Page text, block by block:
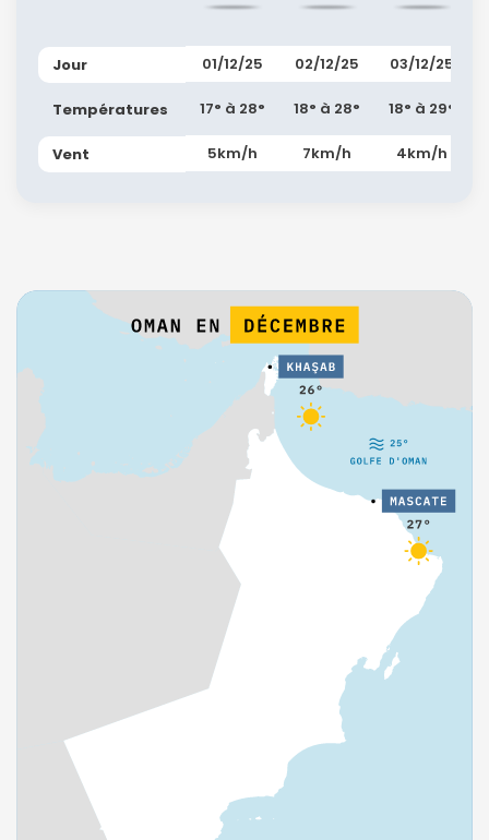
Jour
Températures
Vent
01/12/25
17° à 28°
5km/h
02/12/25
18° à 28°
7km/h
03/12/25
18° à 29°
4km/h